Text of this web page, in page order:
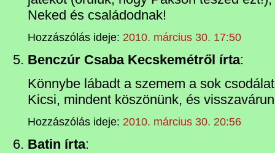
Neked és családodnak!
Hozzászólás ideje: 2010. március 30. 17:50
Benczúr Csaba Kecskemétről írta:
Könnybe lábadt a szemem a sok
Kicsi, mindent köszönünk, és
Hozzászólás ideje: 2010. március 30. 20:56
Batin írta: